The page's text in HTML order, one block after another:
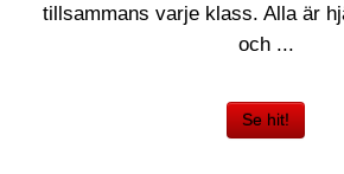
tillsammans varje klass. Alla är
och ...
Se hit!